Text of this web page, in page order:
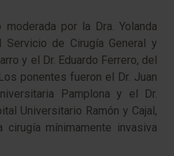
por la Dra. Yolanda
Servicio de Cirugía General y
y el Dr. Eduardo Ferrero, del
ponentes fueron el Dr. Juan
Pamplona y el Dr.
Universitario Ramón y Cajal,
mínimamente invasiva